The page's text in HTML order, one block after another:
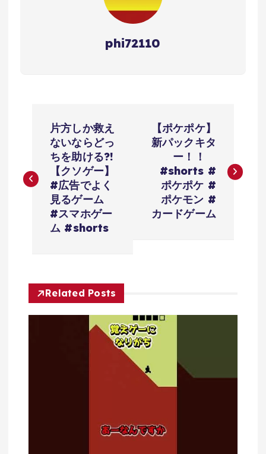
phi72110
ナ
シ
ョ
片方しか救え
ないならどっ
ちを助ける?!
【クソゲー】
#広告でよく
見るゲーム
#スマホゲー
ム #shorts
【ポケポケ】
新パックキタ
ー！！
#shorts #
ポケポケ #
ポケモン #
カードゲーム
Related Posts